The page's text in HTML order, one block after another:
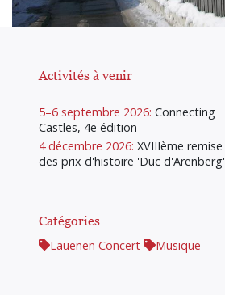
Activités à venir
5–6 septembre 2026: Connecting
Castles, 4e édition
4 décembre 2026: XVIIIème remise
des prix d'histoire 'Duc d'Arenberg'
Catégories
Lauenen Concert Musique